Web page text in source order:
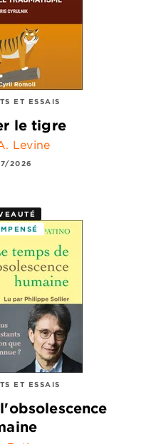
ET ESSAIS
le tigre
Levine
2026
ET ESSAIS